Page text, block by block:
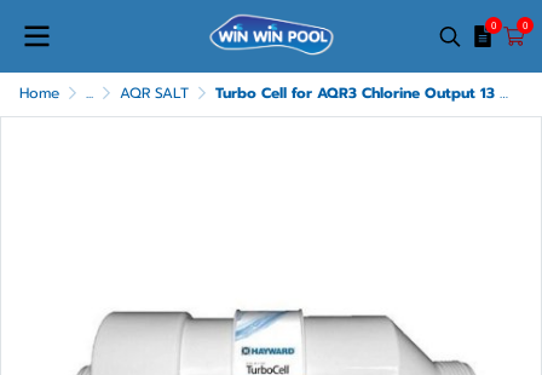
0 0
Home ... AQR SALT Turbo Cell for AQR3 Chlorine Output 13 g/hr